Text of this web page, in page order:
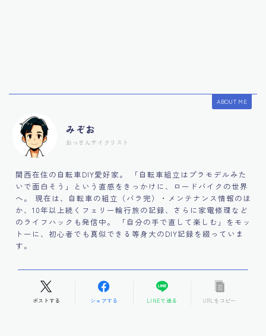
ABOUT ME
みぞお
おっさんサイクリスト
関西在住の自転車DIY愛好家。 「自転車組立はプラモデルみた
いで面白そう」という直感をきっかけに、ロードバイクの世界
へ。 現在は、自転車の組立（バラ完）・メンテナンス情報のほ
か、10年以上続くフェリー輪行旅の記録、さらに家電修理など
のライフハックも発信中。 「自分の手で直して楽しむ」をモッ
トーに、初心者でも真似できる等身大のDIY記録を綴っていま
す。
ポストする シェアする LINEで送る URLをコピー